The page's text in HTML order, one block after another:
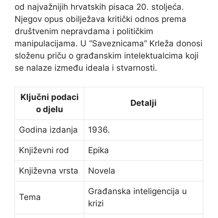
od najvažnijih hrvatskih pisaca 20. stoljeća.
Njegov opus obilježava kritički odnos prema
društvenim nepravdama i političkim
manipulacijama. U “Saveznicama” Krleža donosi
složenu priču o građanskim intelektualcima koji
se nalaze između ideala i stvarnosti.
Ključni podaci
o djelu
Detalji
Godina izdanja 1936.
Književni rod Epika
Književna vrsta Novela
Tema
Građanska inteligencija u
krizi